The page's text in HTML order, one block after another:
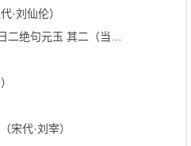
·刘仙伦）
元玉 其二（当代·林恭祖）
宋代·刘宰）